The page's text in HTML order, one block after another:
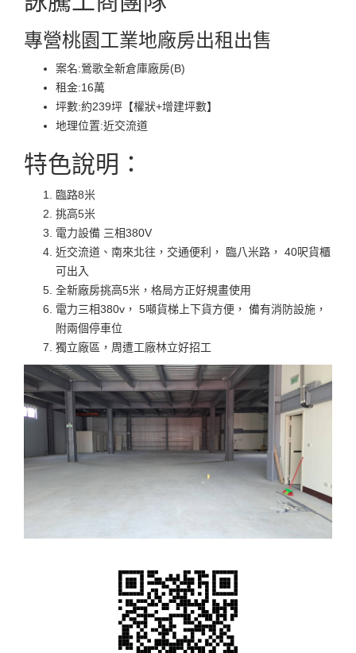
專營桃園工業地廠房出租出售
案名:鶯歌全新倉庫廠房(B)
租金:16萬
坪數:約239坪【權狀+增建坪數】
地理位置:近交流道
特色說明：
臨路8米
挑高5米
電力設備 三相380V
近交流道、南來北往，交通便利， 臨八米路， 40呎貨櫃
可出入
全新廠房挑高5米，格局方正好規畫使用
電力三相380v， 5噸貨梯上下貨方便， 備有消防設施，
附兩個停車位
獨立廠區，周遭工廠林立好招工